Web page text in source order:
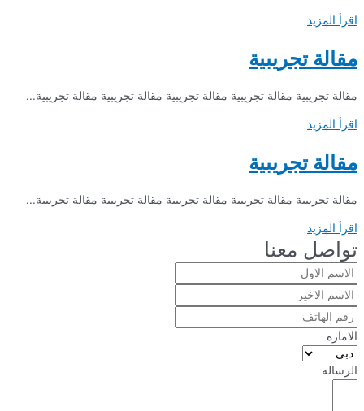
اقرأ المزيد
مقالة تجريبية
مقالة تجريبية مقالة تجريبية مقالة تجريبية مقالة تجريبية مقالة تجريبية...
اقرأ المزيد
مقالة تجريبية
مقالة تجريبية مقالة تجريبية مقالة تجريبية مقالة تجريبية مقالة تجريبية...
اقرأ المزيد
تواصل معنا
الامارة
الرساله